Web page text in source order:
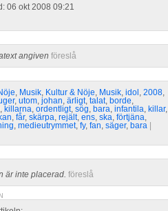
06 okt 2008 09:21
angiven föreslå
, Musik, Kultur & Nöje, Musik, idol , 2008,
, utom, johan, ärligt, talat, borde,
, killarna, ordentligt, sög, bara, infantila, killar,
, får, skärpa, rejält, ens, ska, förtjäna,
, medieutrymmet, fy, fan, säger, bara
är inte placerad. föreslå